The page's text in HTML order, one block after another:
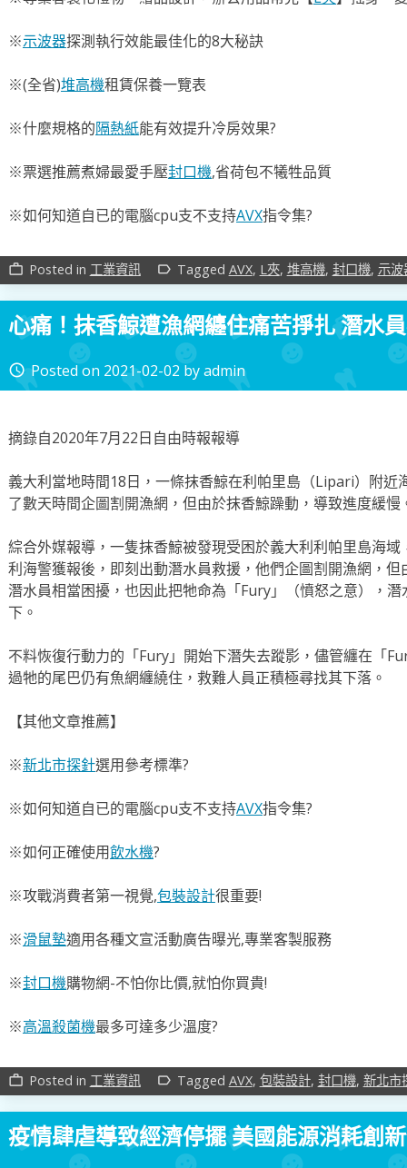
※示波器探測執行效能最佳化的8大秘訣
※(全省)堆高機租賃保養一覽表
※什麼規格的隔熱紙能有效提升冷房效果?
※票選推薦煮婦最愛手壓封口機,省荷包不犧牲品質
※如何知道自已的電腦cpu支不支持AVX指令集?
work_outline Posted in 工業資訊 label_outline Tagged AVX, L夾, 堆高機, 封口機, 示波
心痛！抹香鯨遭漁網纏住痛苦掙扎 潛水
access_time Posted on 2021-02-02 byadmin
摘錄自2020年7月22日自由時報報導
義大利當地時間18日，一條抹香鯨在利帕里島（Lipari）附近
了數天時間企圖割開漁網，但由於抹香鯨躁動，導致進度緩慢
綜合外媒報導，一隻抹香鯨被發現受困於義大利利帕里島海
利海警獲報後，即刻出動潛水員救援，他們企圖割開漁網，
潛水員相當困擾，也因此把牠命為「Fury」（憤怒之意），
下。
不料恢復行動力的「Fury」開始下潛失去蹤影，儘管纏在「
過牠的尾巴仍有魚網纏繞住，救難人員正積極尋找其下落。
【其他文章推薦】
※新北市探針選用參考標準?
※如何知道自已的電腦cpu支不支持AVX指令集?
※如何正確使用飲水機?
※攻戰消費者第一視覺,包裝設計很重要!
※滑鼠墊適用各種文宣活動廣告曝光,專業客製服務
※封口機購物網-不怕你比價,就怕你買貴!
※高溫殺菌機最多可達多少溫度?
work_outline Posted in 工業資訊 label_outline Tagged AVX, 包裝設計, 封口機, 新北市
疫情肆虐導致經濟停擺 美國能源消耗創